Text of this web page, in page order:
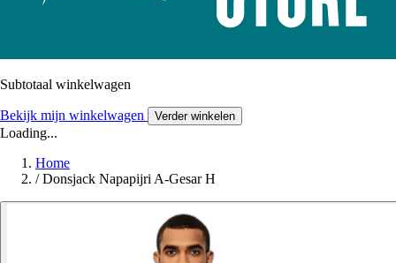
Subtotaal winkelwagen
Bekijk mijn winkelwagen Verder winkelen
Loading...
Home
/ Donsjack Napapijri A-Gesar H